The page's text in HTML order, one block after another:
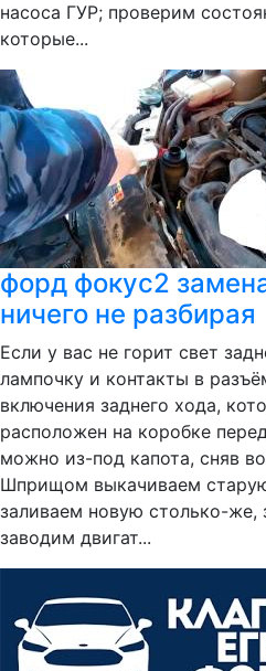
насоса ГУР; проверим
которые...
форд фокус2
ничего не разбирая
Если у вас не горит свет
лампочку и контакты в
включения заднего хода,
расположен на коробке
можно из-под капота, сняв
Шприщом выкачиваем
заливаем новую столько-
заводим двигат...